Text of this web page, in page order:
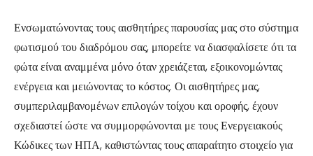
Ενσωματώνοντας τους αισθητήρες παρουσίας μας στο σύστημα
φωτισμού του διαδρόμου σας, μπορείτε να διασφαλίσετε ότι τα
φώτα είναι αναμμένα μόνο όταν χρειάζεται, εξοικονομώντας
ενέργεια και μειώνοντας το κόστος. Οι αισθητήρες μας,
συμπεριλαμβανομένων επιλογών τοίχου και οροφής, έχουν
σχεδιαστεί ώστε να συμμορφώνονται με τους Ενεργειακούς
Κώδικες των ΗΠΑ, καθιστώντας τους απαραίτητο στοιχείο για